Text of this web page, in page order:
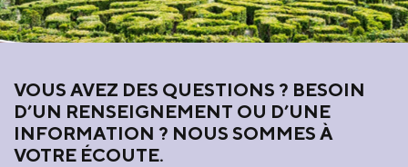
VOUS AVEZ DES QUESTIONS ? BESOIN
D’UN RENSEIGNEMENT OU D’UNE
INFORMATION ? NOUS SOMMES À
VOTRE ÉCOUTE.